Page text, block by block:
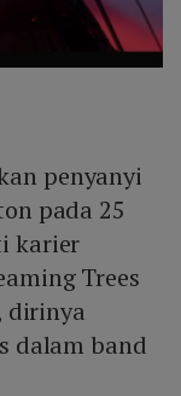
penyanyi
pada 25
karier
Trees
dirinya
dalam band